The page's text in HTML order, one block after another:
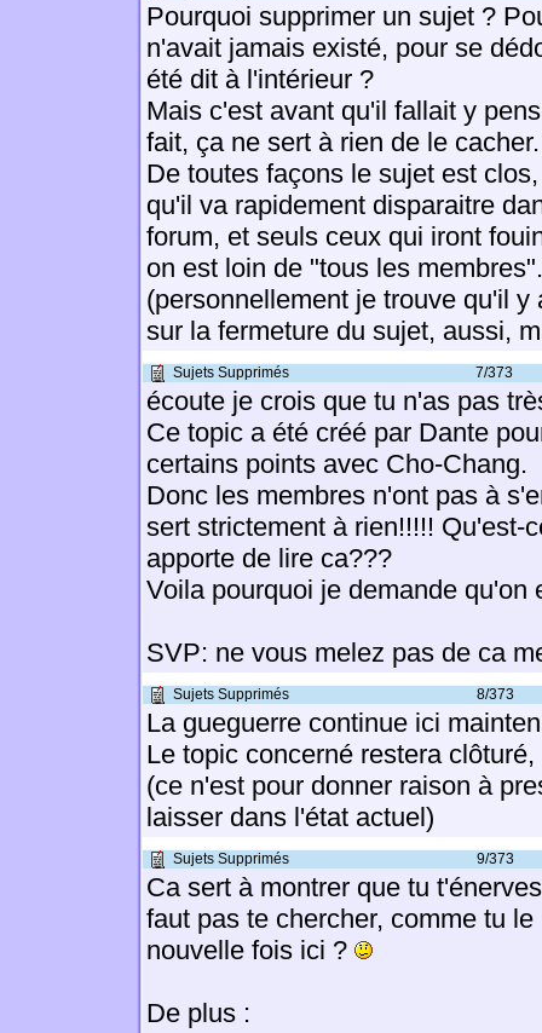
Pourquoi supprimer un sujet ?
n'avait jamais existé, pour se
été dit à l'intérieur ?
Mais c'est avant qu'il fallait y
fait, ça ne sert à rien de le
De toutes façons le sujet est
qu'il va rapidement disparaitre
forum, et seuls ceux qui iront
on est loin de "tous les
(personnellement je trouve qu'il y
sur la fermeture du sujet, aussi,
Sujets Supprimés 7/373
écoute je crois que tu n'as pas
Ce topic a été créé par Dante
certains points avec Cho-Chang.
Donc les membres n'ont pas à
sert strictement à rien!!!!! Qu'est-
apporte de lire ca???
Voila pourquoi je demande qu'on
SVP: ne vous melez pas de ca
Sujets Supprimés 8/373
La gueguerre continue ici
Le topic concerné restera
(ce n'est pour donner raison à
laisser dans l'état actuel)
Sujets Supprimés 9/373
Ca sert à montrer que tu
faut pas te chercher, comme tu
nouvelle fois ici ?
De plus :